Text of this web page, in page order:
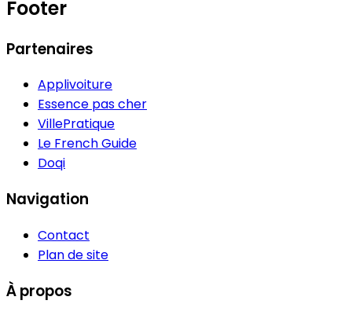
Footer
Partenaires
Applivoiture
Essence pas cher
VillePratique
Le French Guide
Doqi
Navigation
Contact
Plan de site
À propos